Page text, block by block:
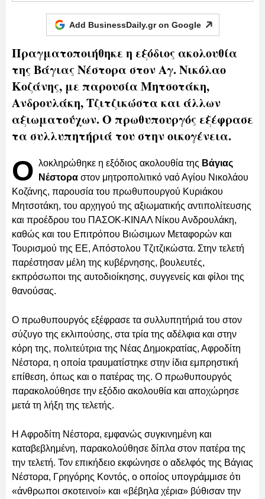
Add BusinessDaily.gr on Google
Πραγματοποιήθηκε η εξόδιος ακολουθία
της Βάγιας Νέστορα στον Αγ. Νικόλαο
Κοζάνης, με παρουσία Μητσοτάκη,
Ανδρουλάκη, Τζιτζικώστα και άλλων
αξιωματούχων. Ο πρωθυπουργός εξέφρασε
τα συλλυπητήριά του στην οικογένεια.
Ο λοκληρώθηκε η εξόδιος ακολουθία της Βάγιας
Νέστορα στον μητροπολιτικό ναό Αγίου Νικολάου
Κοζάνης, παρουσία του πρωθυπουργού Κυριάκου
Μητσοτάκη, του αρχηγού της αξιωματικής αντιπολίτευσης
και προέδρου του ΠΑΣΟΚ-ΚΙΝΑΛ Νίκου Ανδρουλάκη,
καθώς και του Επιτρόπου Βιώσιμων Μεταφορών και
Τουρισμού της ΕΕ, Απόστολου Τζιτζικώστα. Στην τελετή
παρέστησαν μέλη της κυβέρνησης, βουλευτές,
εκπρόσωποι της αυτοδιοίκησης, συγγενείς και φίλοι της
θανούσας.
Ο πρωθυπουργός εξέφρασε τα συλλυπητήριά του στον
σύζυγο της εκλιπούσης, στα τρία της αδέλφια και στην
κόρη της, πολιτεύτρια της Νέας Δημοκρατίας, Αφροδίτη
Νέστορα, η οποία τραυματίστηκε στην ίδια εμπρηστική
επίθεση, όπως και ο πατέρας της. Ο πρωθυπουργός
παρακολούθησε την εξόδιο ακολουθία και αποχώρησε
μετά τη λήξη της τελετής.
Η Αφροδίτη Νέστορα, εμφανώς συγκινημένη και
καταβεβλημένη, παρακολούθησε δίπλα στον πατέρα της
την τελετή. Τον επικήδειο εκφώνησε ο αδελφός της Βάγιας
Νέστορα, Γρηγόρης Κοντός, ο οποίος υπογράμμισε ότι
«άνθρωποι σκοτεινοί» και «βέβηλα χέρια» βύθισαν την